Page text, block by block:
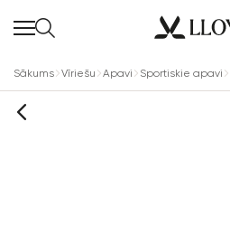
Sākums Vīriešu Apavi Sportiskie apavi